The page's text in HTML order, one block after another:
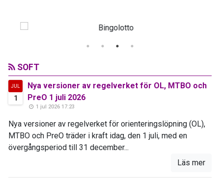
SOFT
JUL
1
Nya versioner av regelverket för OL, MTBO och
PreO 1 juli 2026
1 jul 2026 17:23
Nya versioner av regelverket för orienteringslöpning (OL),
MTBO och PreO träder i kraft idag, den 1 juli, med en
övergångsperiod till 31 december...
Läs mer